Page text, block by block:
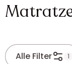
Alle Filter 1